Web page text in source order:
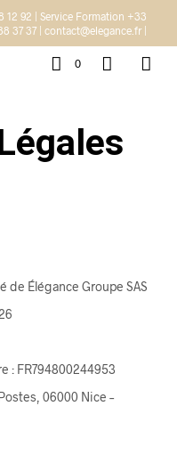
12 92 | Service Formation +33
37 37 | contact@elegance.fr |
0
Élégance Groupe SAS
: FR794800244953
06000 Nice –